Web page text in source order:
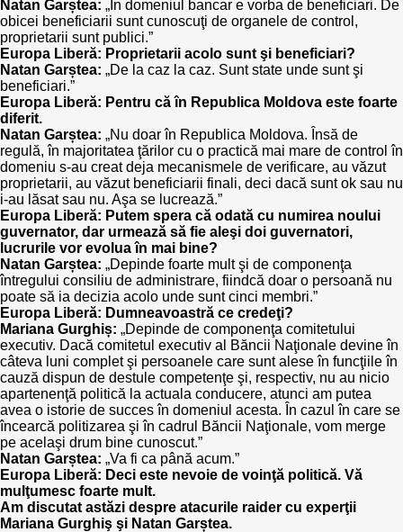
Natan Garștea: „În domeniul bancar e vorba de beneficiari. De
obicei beneficiarii sunt cunoscuţi de organele de control,
proprietarii sunt publici.”
Europa Liberă: Proprietarii acolo sunt şi beneficiari?
Natan Garștea: „De la caz la caz. Sunt state unde sunt şi
beneficiari.”
Europa Liberă: Pentru că în Republica Moldova este foarte
diferit.
Natan Garștea: „Nu doar în Republica Moldova. Însă de
regulă, în majoritatea ţărilor cu o practică mai mare de control în
domeniu s-au creat deja mecanismele de verificare, au văzut
proprietarii, au văzut beneficiarii finali, deci dacă sunt ok sau nu
i-au lăsat sau nu. Aşa se lucrează.”
Europa Liberă: Putem spera că odată cu numirea noului
guvernator, dar urmează să fie aleşi doi guvernatori,
lucrurile vor evolua în mai bine?
Natan Garștea: „Depinde foarte mult şi de componenţa
întregului consiliu de administrare, fiindcă doar o persoană nu
poate să ia decizia acolo unde sunt cinci membri.”
Europa Liberă: Dumneavoastră ce credeţi?
Mariana Gurghiș: „Depinde de componenţa comitetului
executiv. Dacă comitetul executiv al Băncii Naţionale devine în
câteva luni complet şi persoanele care sunt alese în funcţiile în
cauză dispun de destule competenţe şi, respectiv, nu au nicio
apartenenţă politică la actuala conducere, atunci am putea
avea o istorie de succes în domeniul acesta. În cazul în care se
încearcă politizarea şi în cadrul Băncii Naţionale, vom merge
pe acelaşi drum bine cunoscut.”
Natan Garștea: „Va fi ca până acum.”
Europa Liberă: Deci este nevoie de voinţă politică. Vă
mulţumesc foarte mult.
Am discutat astăzi despre atacurile raider cu experţii
Mariana Gurghiş şi Natan Garștea.